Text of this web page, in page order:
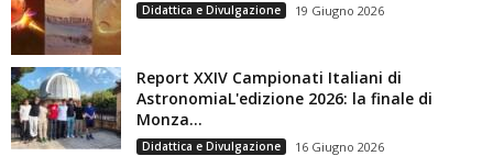
Didattica e Divulgazione 19 Giugno 2026
Report XXIV Campionati Italiani di
AstronomiaL'edizione 2026: la finale di
Monza...
Didattica e Divulgazione
16 Giugno 2026